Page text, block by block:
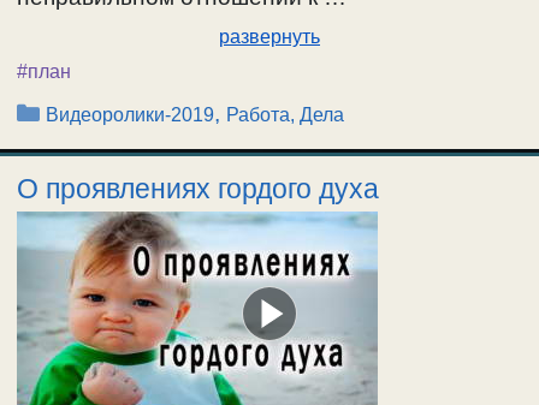
развернуть
#план
Рубрики
Видеоролики-2019, Работа, Дела
О проявлениях гордого духа